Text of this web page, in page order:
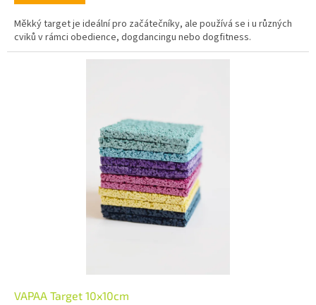
Měkký target je ideální pro začátečníky, ale používá se i u různých
cviků v rámci obedience, dogdancingu nebo dogfitness.
VAPAA Target 10x10cm